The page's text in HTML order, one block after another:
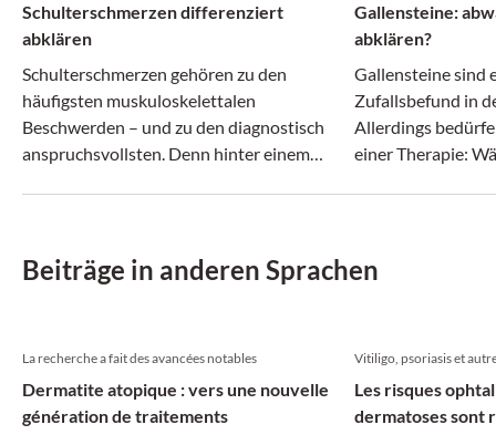
Schulterschmerzen differenziert
abklären
Schulterschmerzen gehören zu den
häufigsten muskuloskelettalen
Beschwerden – und zu den diagnostisch
anspruchsvollsten. Denn hinter einem
Gallensteine:
abklären?
Gallensteine sind
Zufallsbefund in
Allerdings
einer Therapie:
Beiträge in anderen Sprachen
La recherche a fait des avancées notables
Dermatite atopique : vers une nouvelle
génération de traitements
Vitiligo, psoriasis et
Les risques
dermatoses sont